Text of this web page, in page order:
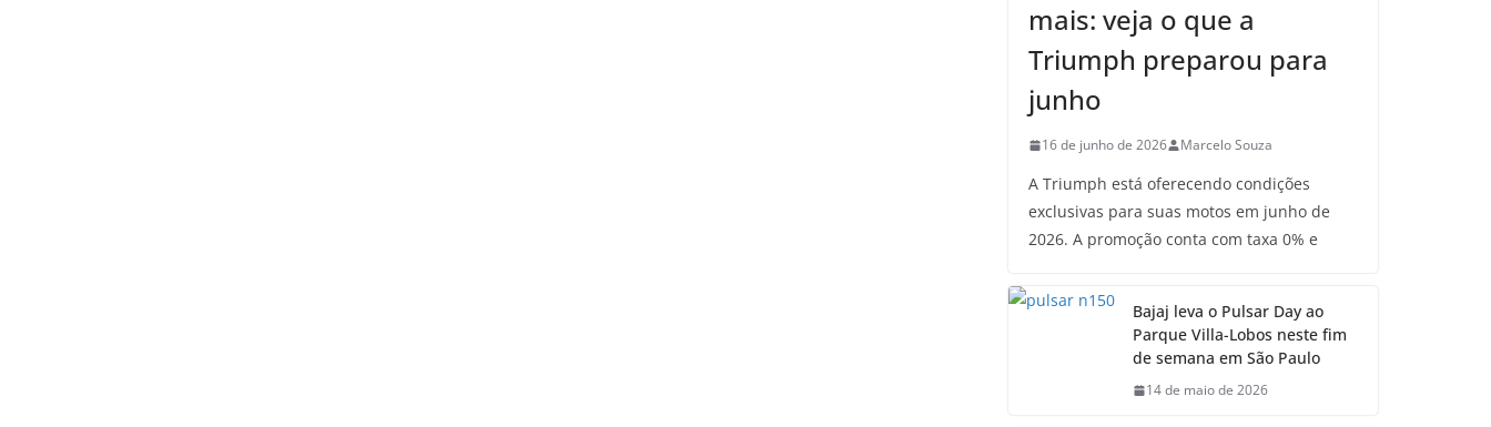
mais: veja o que a
Triumph preparou para
junho
16 de junho de 2026 Marcelo Souza
A Triumph está oferecendo condições
exclusivas para suas motos em junho de
2026. A promoção conta com taxa 0% e
Bajaj leva o Pulsar Day ao
Parque Villa-Lobos neste fim
de semana em São Paulo
14 de maio de 2026